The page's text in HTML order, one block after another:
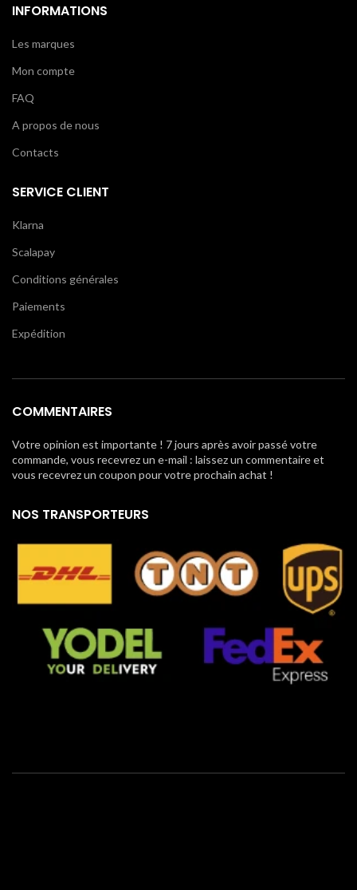
INFORMATIONS
Les marques
Mon compte
FAQ
A propos de nous
Contacts
SERVICE CLIENT
Klarna
Scalapay
Conditions générales
Paiements
Expédition
COMMENTAIRES
Votre opinion est importante ! 7 jours après avoir passé votre
commande, vous recevrez un e-mail : laissez un commentaire et
vous recevrez un coupon pour votre prochain achat !
NOS TRANSPORTEURS